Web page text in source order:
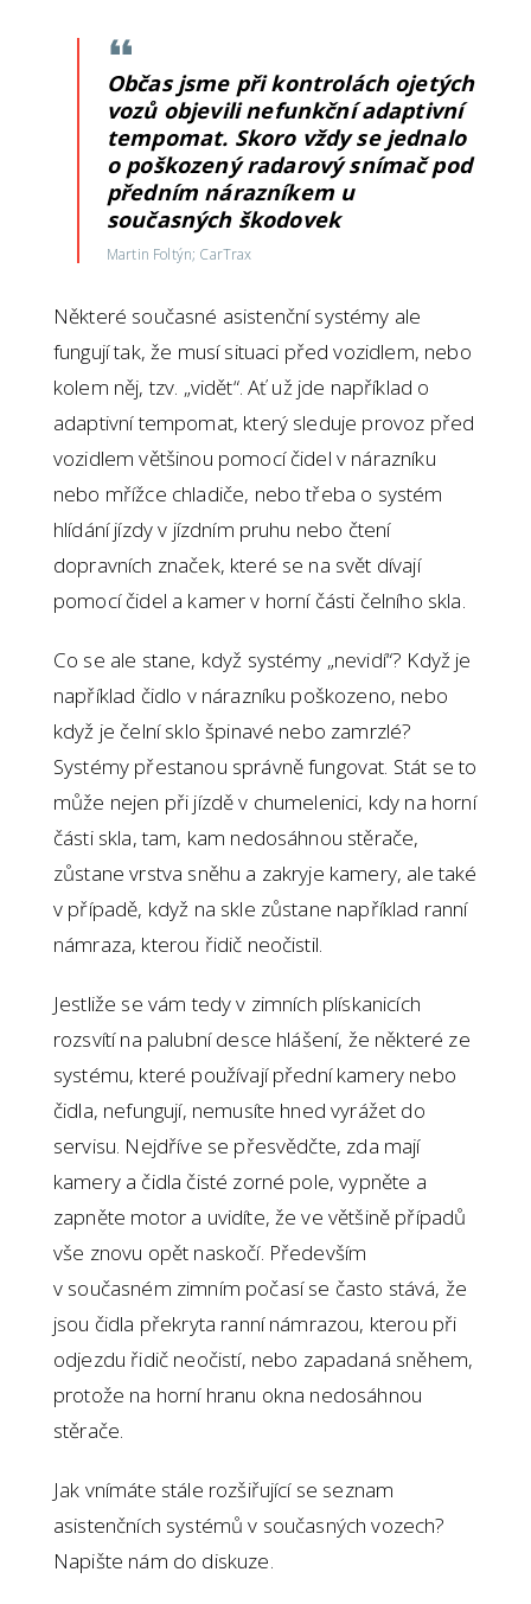
Občas jsme při kontrolách ojetých
vozů objevili nefunkční adaptivní
tempomat. Skoro vždy se jednalo
o poškozený radarový snímač pod
předním nárazníkem u
současných škodovek
Martin Foltýn; CarTrax
Některé současné asistenční systémy ale
fungují tak, že musí situaci před vozidlem, nebo
kolem něj, tzv. „vidět“. Ať už jde například o
adaptivní tempomat, který sleduje provoz před
vozidlem většinou pomocí čidel v nárazníku
nebo mřížce chladiče, nebo třeba o systém
hlídání jízdy v jízdním pruhu nebo čtení
dopravních značek, které se na svět dívají
pomocí čidel a kamer v horní části čelního skla.
Co se ale stane, když systémy „nevidí“? Když je
například čidlo v nárazníku poškozeno, nebo
když je čelní sklo špinavé nebo zamrzlé?
Systémy přestanou správně fungovat. Stát se to
může nejen při jízdě v chumelenici, kdy na horní
části skla, tam, kam nedosáhnou stěrače,
zůstane vrstva sněhu a zakryje kamery, ale také
v případě, když na skle zůstane například ranní
námraza, kterou řidič neočistil.
Jestliže se vám tedy v zimních plískanicích
rozsvítí na palubní desce hlášení, že některé ze
systému, které používají přední kamery nebo
čidla, nefungují, nemusíte hned vyrážet do
servisu. Nejdříve se přesvědčte, zda mají
kamery a čidla čisté zorné pole, vypněte a
zapněte motor a uvidíte, že ve většině případů
vše znovu opět naskočí. Především
v současném zimním počasí se často stává, že
jsou čidla překryta ranní námrazou, kterou při
odjezdu řidič neočistí, nebo zapadaná sněhem,
protože na horní hranu okna nedosáhnou
stěrače.
Jak vnímáte stále rozšiřující se seznam
asistenčních systémů v současných vozech?
Napište nám do diskuze.